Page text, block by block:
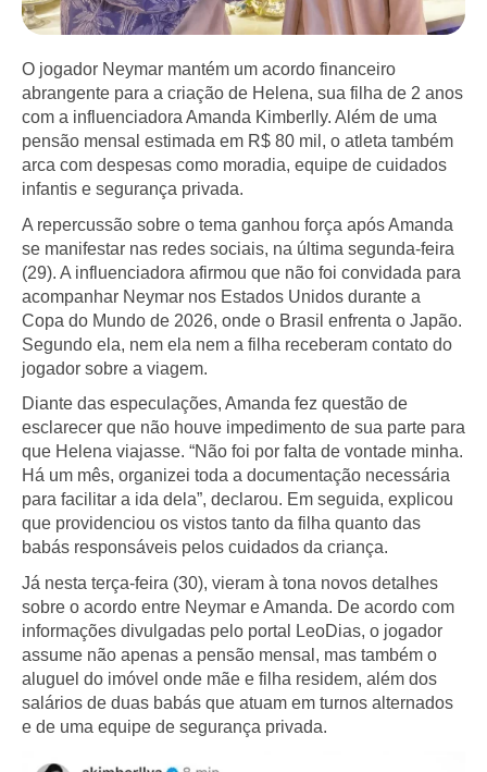
O jogador Neymar mantém um acordo financeiro
abrangente para a criação de Helena, sua filha de 2 anos
com a influenciadora Amanda Kimberlly. Além de uma
pensão mensal estimada em R$ 80 mil, o atleta também
arca com despesas como moradia, equipe de cuidados
infantis e segurança privada.
A repercussão sobre o tema ganhou força após Amanda
se manifestar nas redes sociais, na última segunda-feira
(29). A influenciadora afirmou que não foi convidada para
acompanhar Neymar nos Estados Unidos durante a
Copa do Mundo de 2026, onde o Brasil enfrenta o Japão.
Segundo ela, nem ela nem a filha receberam contato do
jogador sobre a viagem.
Diante das especulações, Amanda fez questão de
esclarecer que não houve impedimento de sua parte para
que Helena viajasse. “Não foi por falta de vontade minha.
Há um mês, organizei toda a documentação necessária
para facilitar a ida dela”, declarou. Em seguida, explicou
que providenciou os vistos tanto da filha quanto das
babás responsáveis pelos cuidados da criança.
Já nesta terça-feira (30), vieram à tona novos detalhes
sobre o acordo entre Neymar e Amanda. De acordo com
informações divulgadas pelo portal LeoDias, o jogador
assume não apenas a pensão mensal, mas também o
aluguel do imóvel onde mãe e filha residem, além dos
salários de duas babás que atuam em turnos alternados
e de uma equipe de segurança privada.